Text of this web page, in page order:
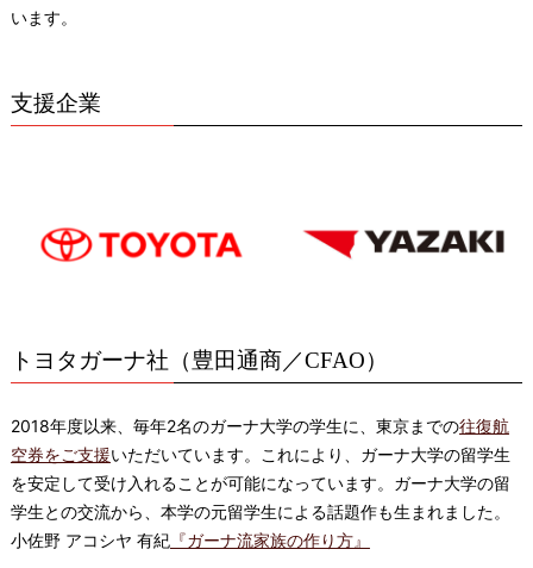
います。
支援企業
トヨタガーナ社 （豊田通商／CFAO）
2018年度以来、毎年2名のガーナ大学の学生に、東京までの往復航
空券をご支援いただいています。これにより、ガーナ大学の留学生
を安定して受け入れることが可能になっています。ガーナ大学の留
学生との交流から、本学の元留学生による話題作も生まれました。
小佐野 アコシヤ 有紀『ガーナ流家族の作り方』